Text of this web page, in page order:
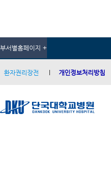
부서별홈페이지 +
환자권리장전 개인정보처리방침